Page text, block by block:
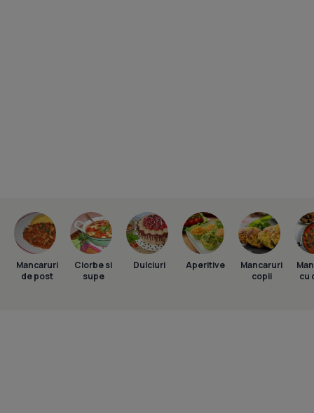
Mancaruri
de post
Ciorbe si
supe
Dulciuri Aperitive
Mancaruri
copii
cu